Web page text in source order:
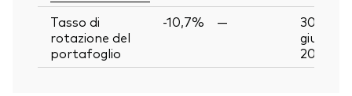
Tasso di
rotazione del
portafoglio
-10,7% —
30
giu
2026